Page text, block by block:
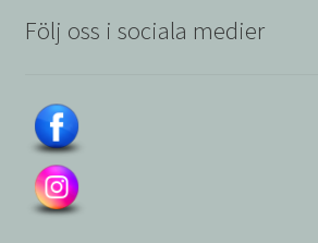
Följ oss i sociala medier